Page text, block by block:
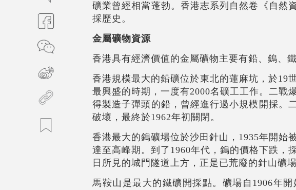
礦業曾經相當蓬勃。香港志系列自然卷《自然
採歷史。
金屬礦物資源
香港具有經濟價值的金屬礦物主要有鉛、鎢、鐵
香港規模最大的鉛礦位於東北的蓮麻坑，於19
最興盛的時期，一度有2000名礦工工作。二戰
得製造子彈頭的鉛，曾經進行過小規模開採。
破壞，最終於1962年初關閉。
香港最大的鎢礦場位於沙田針山，1935年開始
達至高峰期。到了1960年代，鎢的價格下跌，
日所見的城門隧道上方，正是已荒廢的針山礦場
馬鞍山是最大的鐵礦開採點。礦場自1906年